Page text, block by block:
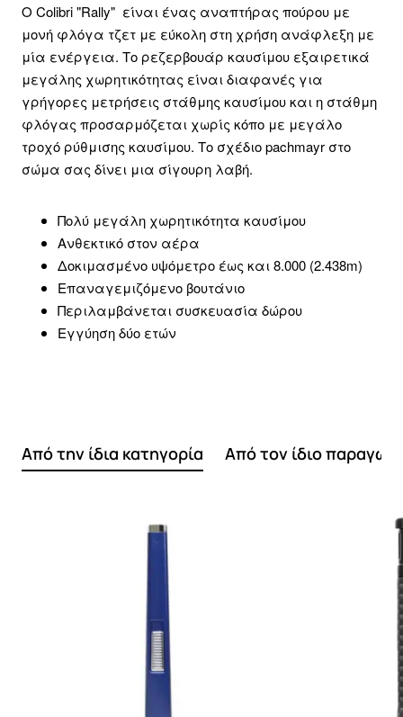
O Colibri "Rally" είναι ένας αναπτήρας πούρου με
μονή φλόγα τζετ με εύκολη στη χρήση ανάφλεξη με
μία ενέργεια. Το ρεζερβουάρ καυσίμου εξαιρετικά
μεγάλης χωρητικότητας είναι διαφανές για
γρήγορες μετρήσεις στάθμης καυσίμου και η στάθμη
φλόγας προσαρμόζεται χωρίς κόπο με μεγάλο
τροχό ρύθμισης καυσίμου. Το σχέδιο pachmayr στο
σώμα σας δίνει μια σίγουρη λαβή.
Πολύ μεγάλη χωρητικότητα καυσίμου
Ανθεκτικό στον αέρα
Δοκιμασμένο υψόμετρο έως και 8.000 (2.438m)
Επαναγεμιζόμενο βουτάνιο
Περιλαμβάνεται συσκευασία δώρου
Εγγύηση δύο ετών
Από την ίδια κατηγορία Από τον ίδιο